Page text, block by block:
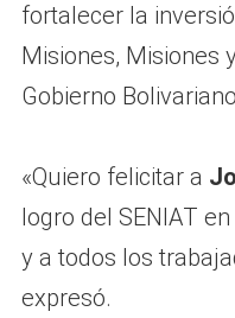
fortalecer la
Misiones, Misiones
Gobierno
«Quiero felicitar a
logro del SENIAT
y a todos los
expresó.